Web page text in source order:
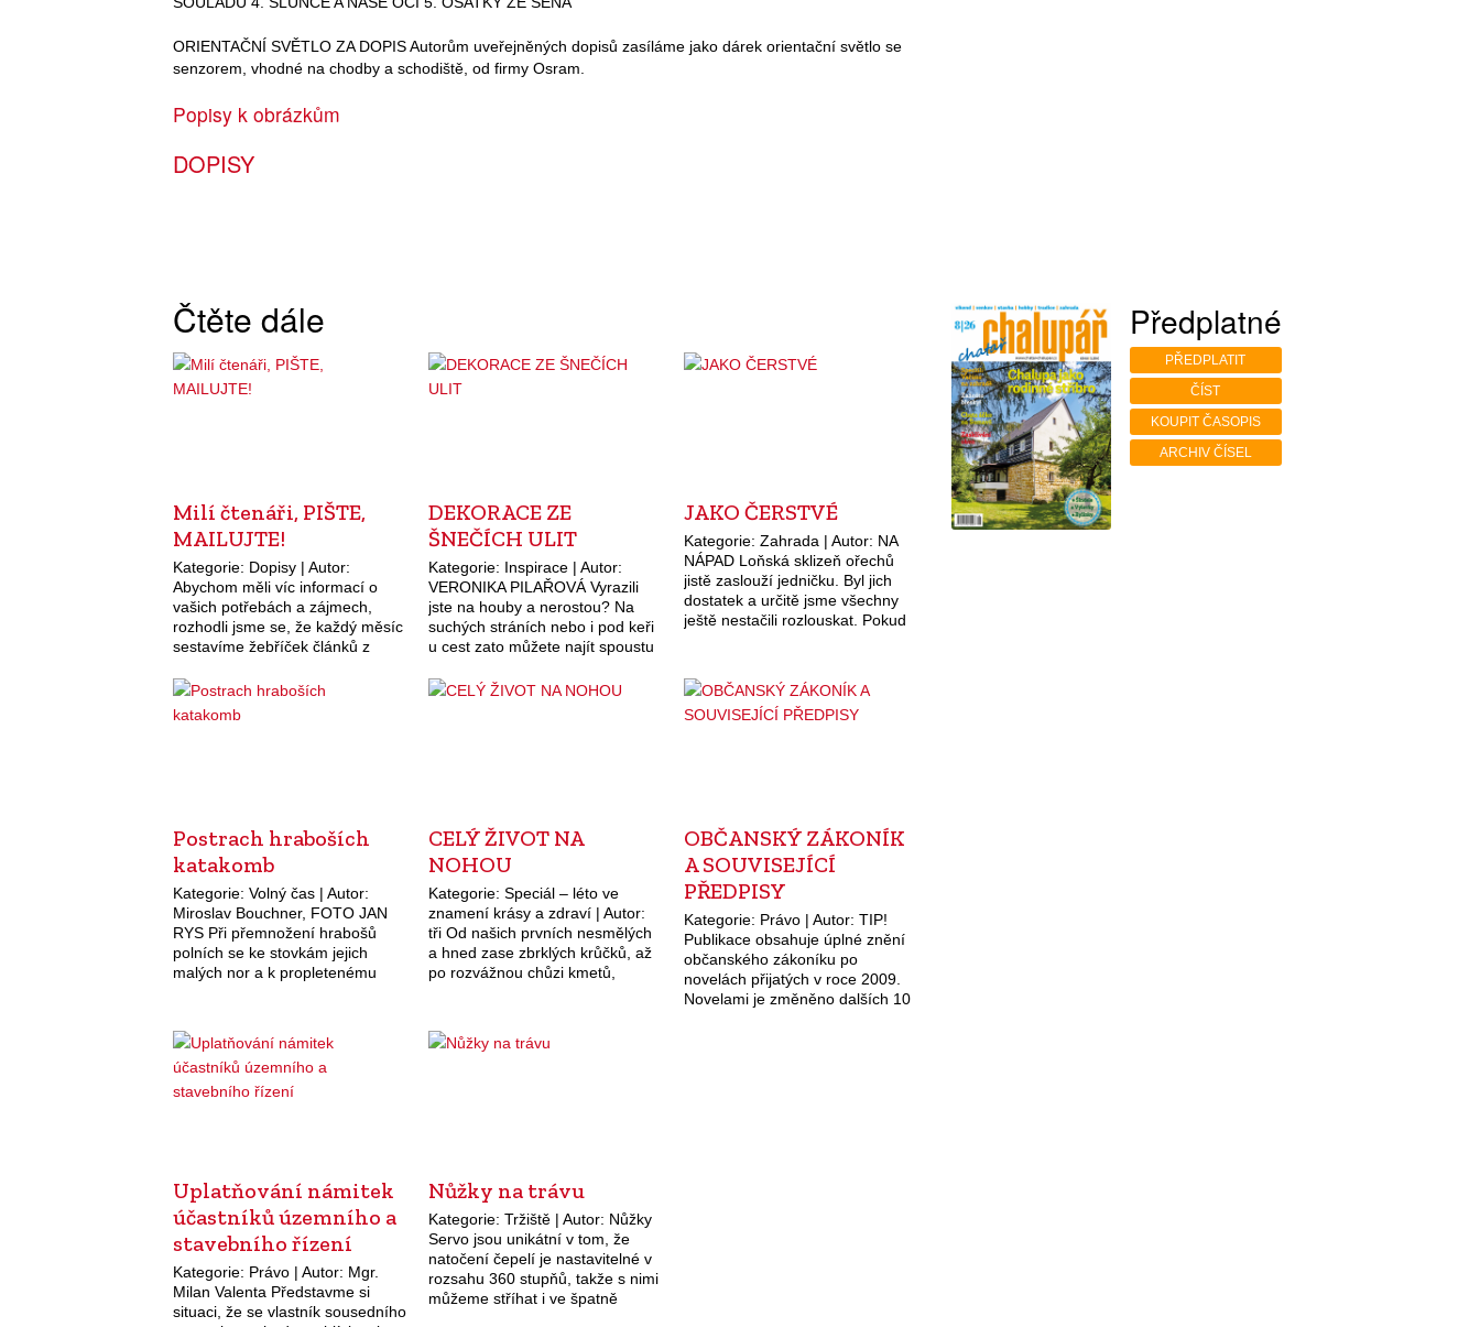
ORIENTAČNÍ SVĚTLO ZA DOPIS Autorům uveřejněných dopisů zasíláme jako dárek orientační světlo se
senzorem, vhodné na chodby a schodiště, od firmy Osram.
Popisy k obrázkům
DOPISY
Čtěte dále
Milí čtenáři, PIŠTE,
MAILUJTE!
Kategorie: Dopisy | Autor:
Abychom měli víc informací o
vašich potřebách a zájmech,
rozhodli jsme se, že každý měsíc
sestavíme žebříček článků z
nejvíce zaujaly. K tomu ale
potřebujeme vaši spolupráci.…
DEKORACE ZE
ŠNEČÍCH ULIT
Kategorie: Inspirace | Autor:
VERONIKA PILAŘOVÁ Vyrazili
jste na houby a nerostou? Na
suchých stráních nebo i pod keři
u cest zato můžete najít spoustu
proužkované jsou velmi pěkné
JAKO ČERSTVÉ
Kategorie: Zahrada | Autor: NA
NÁPAD Loňská sklizeň ořechů
jistě zaslouží jedničku. Byl jich
dostatek a určitě jsme všechny
ještě nestačili rozlouskat. Pokud
Postrach hraboších
katakomb
Kategorie: Volný čas | Autor:
Miroslav Bouchner, FOTO JAN
RYS Při přemnožení hrabošů
polních se ke stovkám jejich
malých nor a k propletenému
armáda predátorů –…
CELÝ ŽIVOT NA
NOHOU
Kategorie: Speciál – léto ve
znamení krásy a zdraví | Autor:
tři Od našich prvních nesmělých
a hned zase zbrklých krůčků, až
po rozvážnou chůzi kmetů,
OBČANSKÝ ZÁKONÍK
A SOUVISEJÍCÍ
PŘEDPISY
Kategorie: Právo | Autor: TIP!
Publikace obsahuje úplné znění
občanského zákoníku po
novelách přijatých v roce 2009.
Novelami je změněno dalších 10
Uplatňování námitek
účastníků územního a
stavebního řízení
Kategorie: Právo | Autor: Mgr.
Milan Valenta Představme si
situaci, že se vlastník sousedního
Nůžky na trávu
Kategorie: Tržiště | Autor: Nůžky
Servo jsou unikátní v tom, že
natočení čepelí je nastavitelné v
rozsahu 360 stupňů, takže s nimi
můžeme stříhat i ve špatně
Předplatné
PŘEDPLATIT
ČÍST
KOUPIT ČASOPIS
ARCHIV ČÍSEL